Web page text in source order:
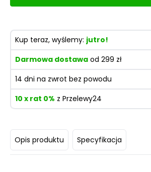
Opis produktu Specyfikacja
Kup teraz, wyślemy: jutro!
Darmowa dostawa od 299 zł
14 dni na zwrot bez powodu
10 x rat 0% z Przelewy24